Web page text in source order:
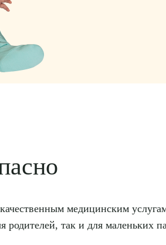
медицинским
родителей, так и для маленьких